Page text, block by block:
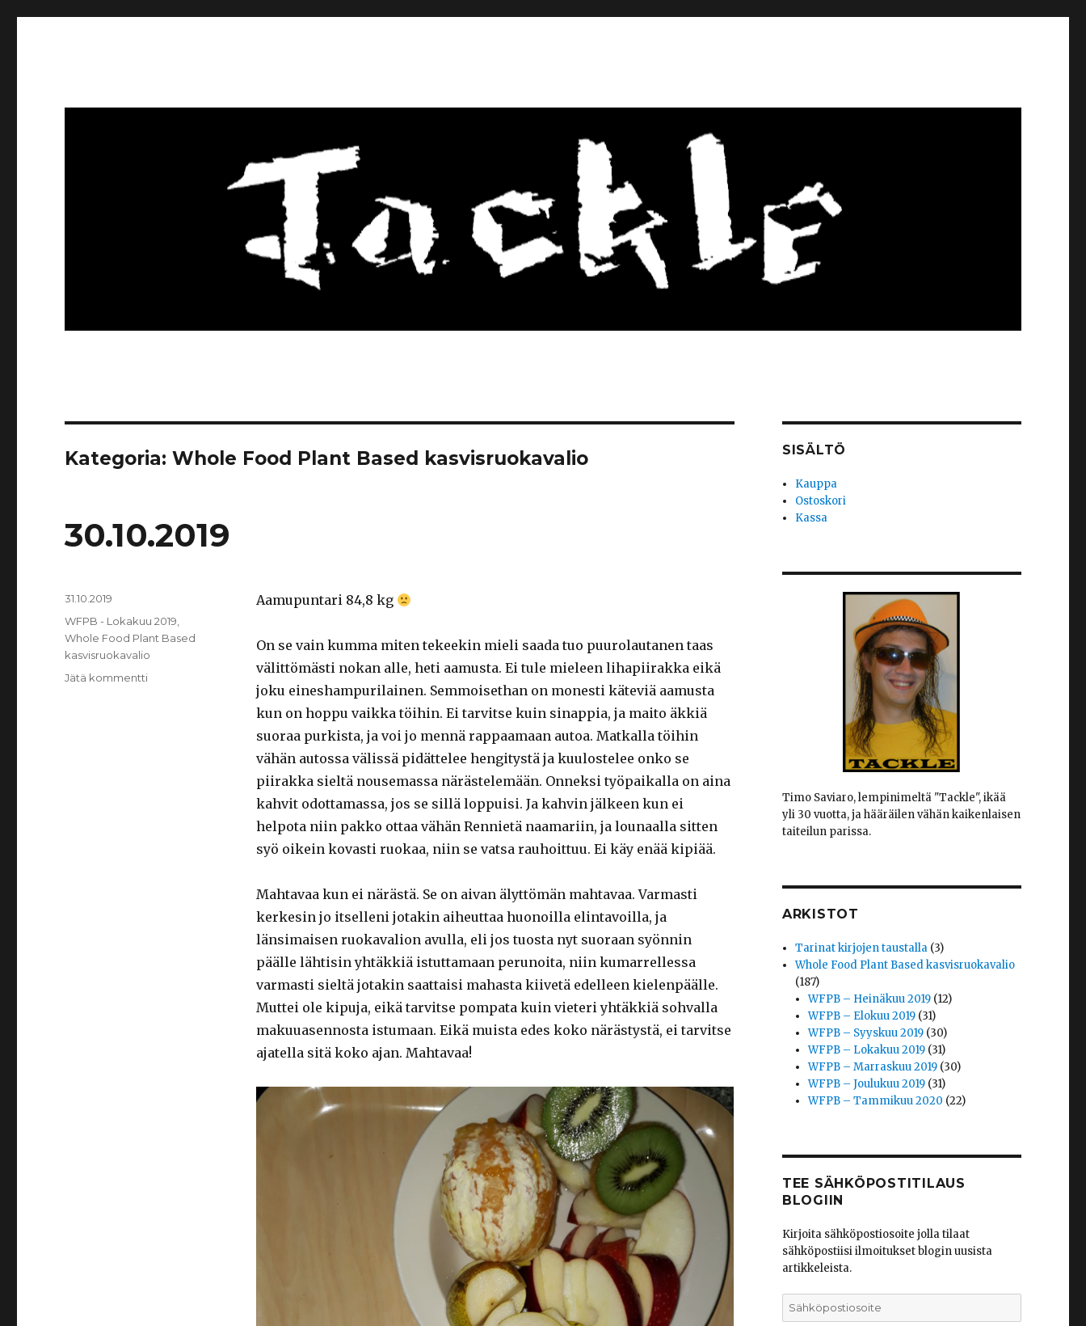
Kategoria: Whole Food Plant Based kasvisruokavalio
30.10.2019
Aamupuntari 84,8 kg
On se vain kumma miten tekeekin mieli saada tuo puurolautanen taas
välittömästi nokan alle, heti aamusta. Ei tule mieleen lihapiirakka eikä
joku eineshampurilainen. Semmoisethan on monesti käteviä aamusta
kun on hoppu vaikka töihin. Ei tarvitse kuin sinappia, ja maito äkkiä
suoraa purkista, ja voi jo mennä rappaamaan autoa. Matkalla töihin
vähän autossa välissä pidättelee hengitystä ja kuulostelee onko se
piirakka sieltä nousemassa närästelemään. Onneksi työpaikalla on aina
kahvit odottamassa, jos se sillä loppuisi. Ja kahvin jälkeen kun ei
helpota niin pakko ottaa vähän Rennietä naamariin, ja lounaalla sitten
syö oikein kovasti ruokaa, niin se vatsa rauhoittuu. Ei käy enää kipiää.
Mahtavaa kun ei närästä. Se on aivan älyttömän mahtavaa. Varmasti
kerkesin jo itselleni jotakin aiheuttaa huonoilla elintavoilla, ja
länsimaisen ruokavalion avulla, eli jos tuosta nyt suoraan syönnin
päälle lähtisin yhtäkkiä istuttamaan perunoita, niin kumarrellessa
varmasti sieltä jotakin saattaisi mahasta kiivetä edelleen kielenpäälle.
Muttei ole kipuja, eikä tarvitse pompata kuin vieteri yhtäkkiä sohvalla
makuuasennosta istumaan. Eikä muista edes koko närästystä, ei tarvitse
ajatella sitä koko ajan. Mahtavaa!
Julkaistu
31.10.2019
Kategoriat
WFPB - Lokakuu 2019
Whole Food Plant Based
kasvisruokavalio
Jätä kommenttiartikkeliin
SISÄLTÖ
Kauppa
Ostoskori
Kassa
Timo Saviaro, lempinimeltä "Tackle", ikää
yli 30 vuotta, ja hääräilen vähän kaikenlaisen
taiteilun parissa.
ARKISTOT
Tarinat kirjojen taustalla (3)
Whole Food Plant Based kasvisruokavalio
(187)
WFPB – Heinäkuu 2019 (12)
WFPB – Elokuu 2019 (31)
WFPB – Syyskuu 2019 (30)
WFPB – Lokakuu 2019 (31)
WFPB – Marraskuu 2019 (30)
WFPB – Joulukuu 2019 (31)
WFPB – Tammikuu 2020 (22)
TEE SÄHKÖPOSTITILAUS
BLOGIIN
Kirjoita sähköpostiosoite jolla tilaat
sähköpostiisi ilmoitukset blogin uusista
artikkeleista.
Sähköpostiosoite